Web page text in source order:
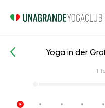
Intensive Yoga-Kurse
Yoga in der
1